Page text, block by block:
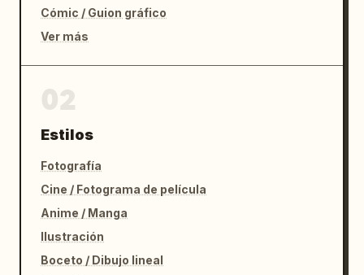
Cómic / Guion gráfico
Ver más
Estilos
Fotografía
Cine / Fotograma de película
Anime / Manga
Ilustración
Boceto / Dibujo lineal